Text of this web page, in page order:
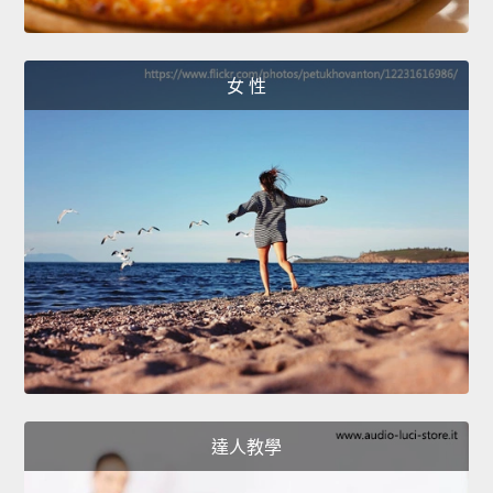
女 性
達人教學